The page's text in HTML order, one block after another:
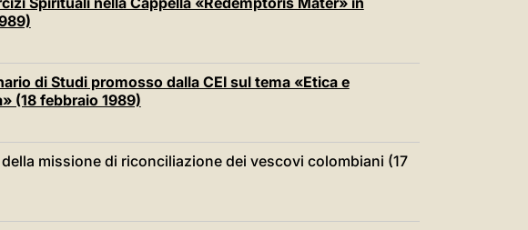
di Studi promosso dalla CEI sul tema «Etica e
(18 febbraio 1989)
missione di riconciliazione dei vescovi colombiani (17